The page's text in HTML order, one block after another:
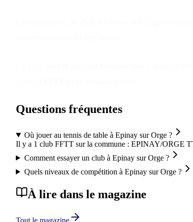
Questions fréquentes
Où jouer au tennis de table à Epinay sur Orge ?
Il y a 1 club FFTT sur la commune : EPINAY/
Comment essayer un club à Epinay sur Orge ?
Quels niveaux de compétition à Epinay sur Orge ?
À lire dans le magazine
Tout le magazine